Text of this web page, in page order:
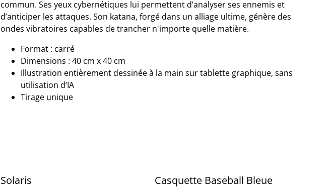
commun. Ses yeux cybernétiques lui permettent d’analyser ses ennemis et
d’anticiper les attaques. Son katana, forgé dans un alliage ultime, génère des
ondes vibratoires capables de trancher n'importe quelle matière.
Format : carré
Dimensions : 40 cm x 40 cm
Illustration entièrement dessinée à la main sur tablette graphique, sans
utilisation d’IA
Tirage unique
%
Solaris
Casquette Baseball Bleue